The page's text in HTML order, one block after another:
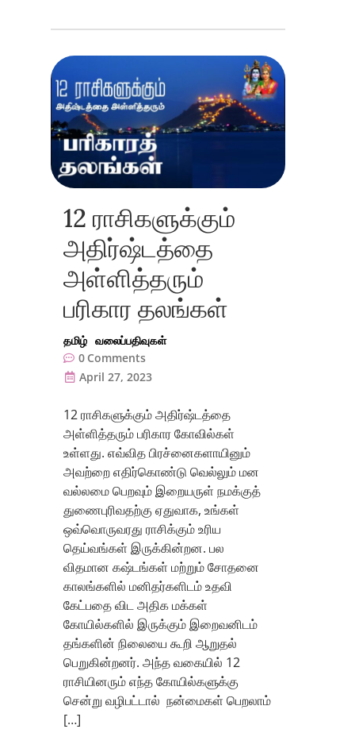
12 ராசிகளுக்கும்
அதிர்ஷ்டத்தை
அள்ளித்தரும்
பரிகார தலங்கள்
தமிழ் வலைப்பதிவுகள்
0 Comments
April 27, 2023
12 ராசிகளுக்கும் அதிர்ஷ்டத்தை
அள்ளித்தரும் பரிகார கோவில்கள்
உள்ளது. எவ்வித பிரச்னைகளாயினும்
அவற்றை எதிர்கொண்டு வெல்லும் மன
வல்லமை பெறவும் இறையருள் நமக்குத்
துணைபுரிவதற்கு ஏதுவாக, உங்கள்
ஒவ்வொருவரது ராசிக்கும் உரிய
தெய்வங்கள் இருக்கின்றன. பல
விதமான கஷ்டங்கள் மற்றும் சோதனை
காலங்களில் மனிதர்களிடம் உதவி
கேட்பதை விட அதிக மக்கள்
கோயில்களில் இருக்கும் இறைவனிடம்
தங்களின் நிலையை கூறி ஆறுதல்
பெறுகின்றனர். அந்த வகையில் 12
ராசியினரும் எந்த கோயில்களுக்கு
சென்று வழிபட்டால் நன்மைகள் பெறலாம்
[…]